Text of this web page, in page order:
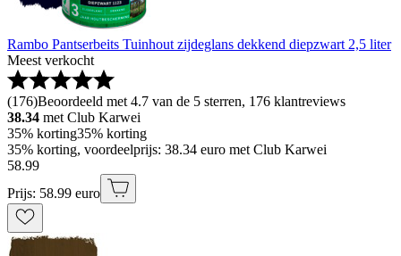
Rambo Pantserbeits Tuinhout zijdeglans dekkend diepzwart 2,5 liter
Meest verkocht
(176)Beoordeeld met 4.7 van de 5 sterren, 176 klantreviews
38.34 met Club Karwei
35% korting35% korting
35% korting, voordeelprijs: 38.34 euro met Club Karwei
58.99
Prijs: 58.99 euro